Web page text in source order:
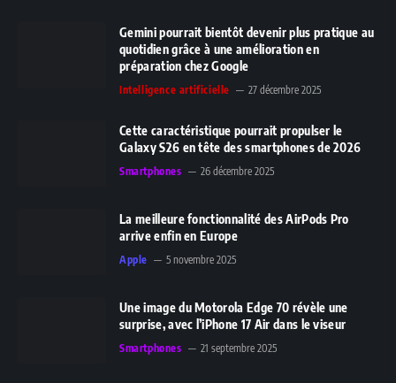
Gemini pourrait bientôt devenir plus pratique au
quotidien grâce à une amélioration en
préparation chez Google
Intelligence artificielle 27 décembre 2025
Cette caractéristique pourrait propulser le
Galaxy S26 en tête des smartphones de 2026
Smartphones 26 décembre 2025
La meilleure fonctionnalité des AirPods Pro
arrive enfin en Europe
Apple 5 novembre 2025
Une image du Motorola Edge 70 révèle une
surprise, avec l’iPhone 17 Air dans le viseur
Smartphones 21 septembre 2025